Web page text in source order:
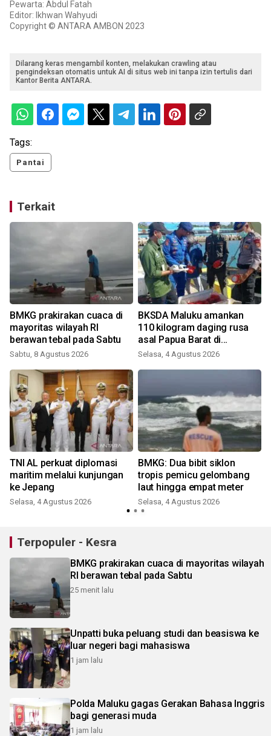
Pewarta: Abdul Fatah
Editor: Ikhwan Wahyudi
Copyright © ANTARA AMBON 2023
Dilarang keras mengambil konten, melakukan crawling atau
pengindeksan otomatis untuk AI di situs web ini tanpa izin tertulis dari
Kantor Berita ANTARA.
Tags:
Pantai
Terkait
BMKG prakirakan cuaca di
mayoritas wilayah RI
berawan tebal pada Sabtu
Sabtu, 8 Agustus 2026
BKSDA Maluku amankan
110 kilogram daging rusa
asal Papua Barat di
Pelabuhan Bula
Selasa, 4 Agustus 2026
TNI AL perkuat diplomasi
maritim melalui kunjungan
ke Jepang
Selasa, 4 Agustus 2026
BMKG: Dua bibit siklon
tropis pemicu gelombang
laut hingga empat meter
Selasa, 4 Agustus 2026
Terpopuler - Kesra
BMKG prakirakan cuaca di mayoritas wilayah
RI berawan tebal pada Sabtu
25 menit lalu
Unpatti buka peluang studi dan beasiswa ke
luar negeri bagi mahasiswa
1 jam lalu
Polda Maluku gagas Gerakan Bahasa Inggris
bagi generasi muda
1 jam lalu